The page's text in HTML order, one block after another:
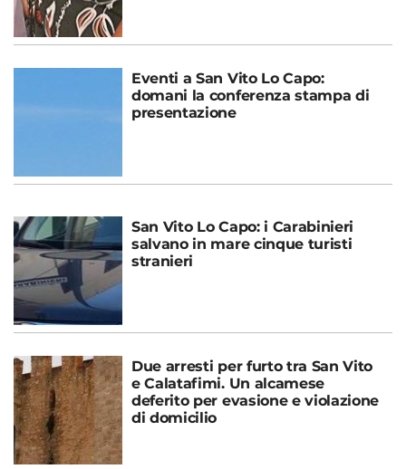
Eventi a San Vito Lo Capo:
domani la conferenza stampa di
presentazione
San Vito Lo Capo: i Carabinieri
salvano in mare cinque turisti
stranieri
Due arresti per furto tra San Vito
e Calatafimi. Un alcamese
deferito per evasione e violazione
di domicilio